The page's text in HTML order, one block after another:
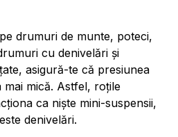
drumuri de munte, poteci,
cu denivelări și
asigură-te că presiunea
mică. Astfel, roțile
ca niște mini-suspensii,
denivelări.